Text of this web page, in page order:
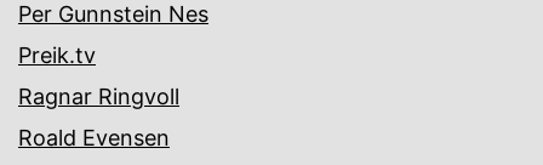
Per Gunnstein Nes
Preik.tv
Ragnar Ringvoll
Roald Evensen